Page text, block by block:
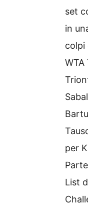
set
in
colpi
per
List